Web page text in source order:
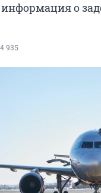
о
4 935